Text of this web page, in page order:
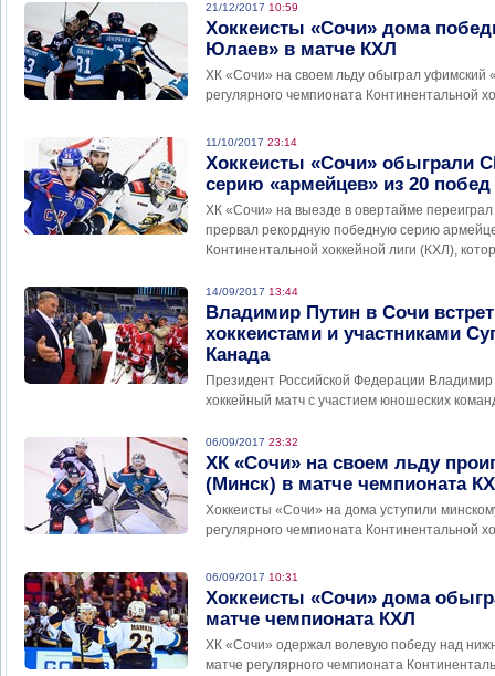
21/12/2017 10:59
Хоккеисты «Сочи» дома
Юлаев» в матче КХЛ
ХК «Сочи» на своем льду обыграл уфимский
регулярного чемпионата Континентальной
11/10/2017 23:14
Хоккеисты «Сочи» обыграли
серию «армейцев» из 20
ХК «Сочи» на выезде в овертайме переиграл
прервал рекордную победную серию
Континентальной хоккейной лиги (КХЛ),
14/09/2017 13:44
Владимир Путин в Сочи
хоккеистами и участниками
Канада
Президент Российской Федерации
хоккейный матч с участием юношеских
06/09/2017 23:32
ХК «Сочи» на своем льду
(Минск) в матче чемпионата
Хоккеисты «Сочи» на дома уступили
регулярного чемпионата Континентальной
06/09/2017 10:31
Хоккеисты «Сочи» дома
матче чемпионата КХЛ
ХК «Сочи» одержал волевую победу над
матче регулярного чемпионата